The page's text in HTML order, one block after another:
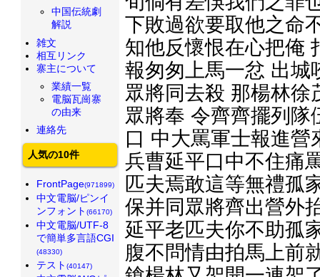
下敗過欲要取他之命
知他反懷恨在心把俺
報匆匆上馬一忿 出城
眾將同去殺 那楊林徐
眾將奉 令齊齊擺列隊
口 中大罵軍士報進
兵曹延平口中不住痛
匹夫焉敢這等無禮孤
保并同眾將齊出營外
延平老匹夫你不助孤
腹不問情由拍馬上前
中国伝統劇
解説
雑文
相互リンク
寨主について
業績一覧
電脳瓦崗寨
の由来
連絡先
人気の10件
FrontPage(971899)
中文電脳/ピンイ
ンフォント (66170)
中文電脳/UTF-8
で簡単多言語CGI
(48330)
テスト (40147)